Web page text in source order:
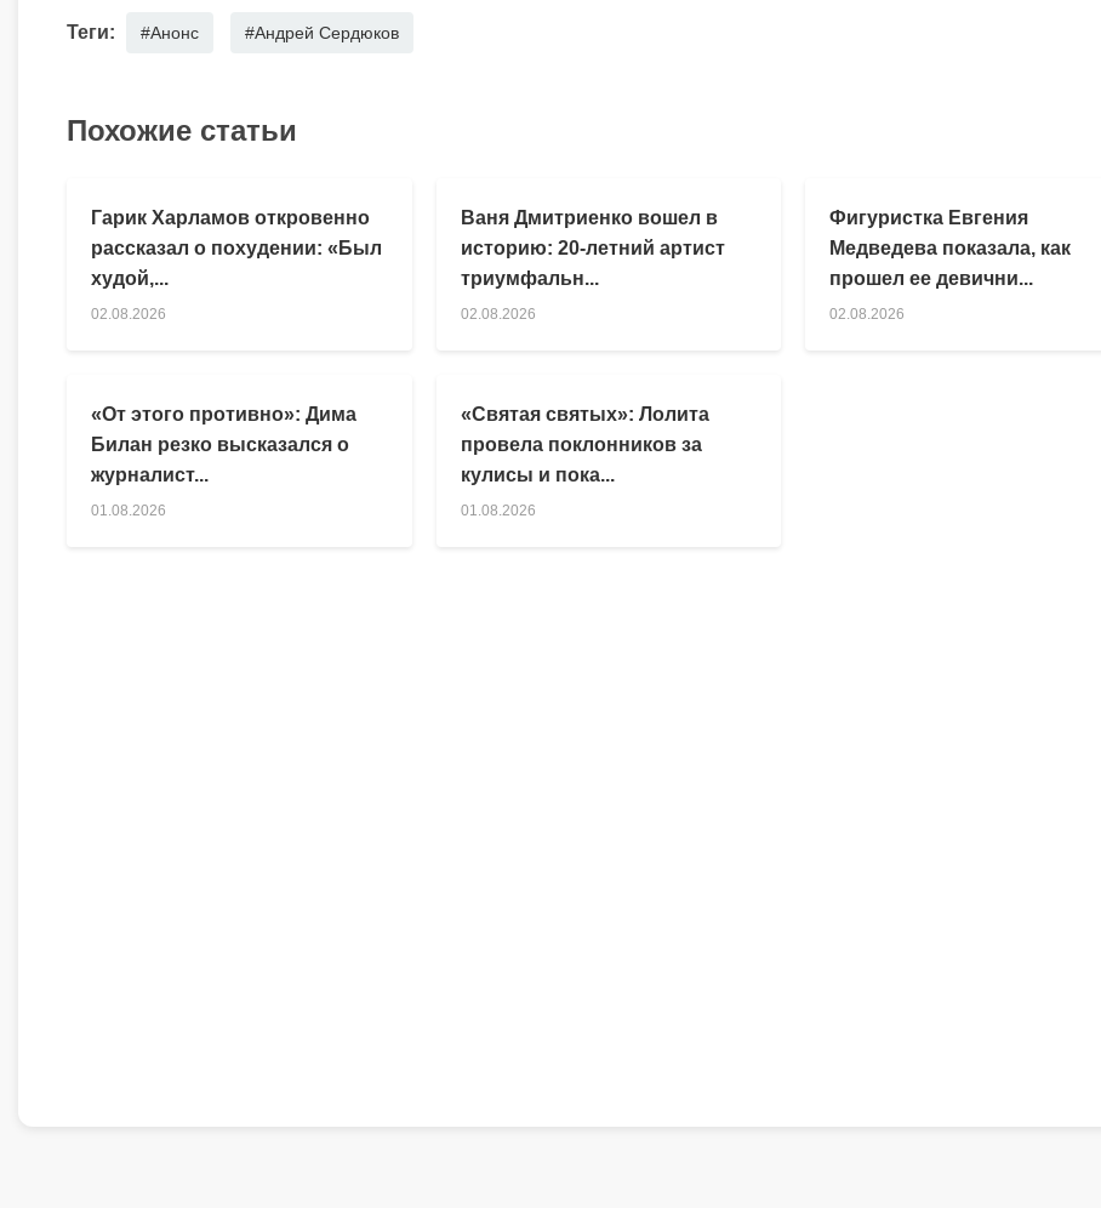
Теги: #Анонс #Андрей Сердюков
Похожие статьи
Гарик Харламов откровенно
рассказал о похудении: «Был
худой,...
02.08.2026
Ваня Дмитриенко вошел в
историю: 20-летний артист
триумфальн...
02.08.2026
Фигуристка Евгения
Медведева показала, как
прошел ее девични...
02.08.2026
«От этого противно»: Дима
Билан резко высказался о
журналист...
01.08.2026
«Святая святых»: Лолита
провела поклонников за
кулисы и пока...
01.08.2026